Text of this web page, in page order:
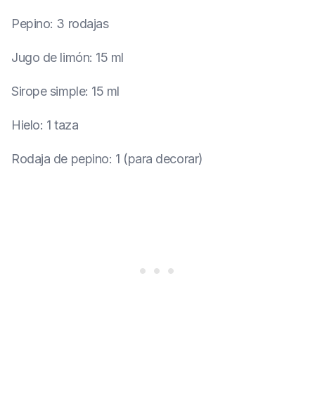
Pepino: 3 rodajas
Jugo de limón: 15 ml
Sirope simple: 15 ml
Hielo: 1 taza
Rodaja de pepino: 1 (para decorar)